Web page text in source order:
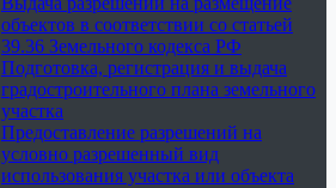
объектов в соответствии со статьей
39.36 Земельного кодекса РФ
Подготовка, регистрация и выдача
градостроительного плана земельного
участка
Предоставление разрешений на
условно разрешенный вид
использования участка или объекта